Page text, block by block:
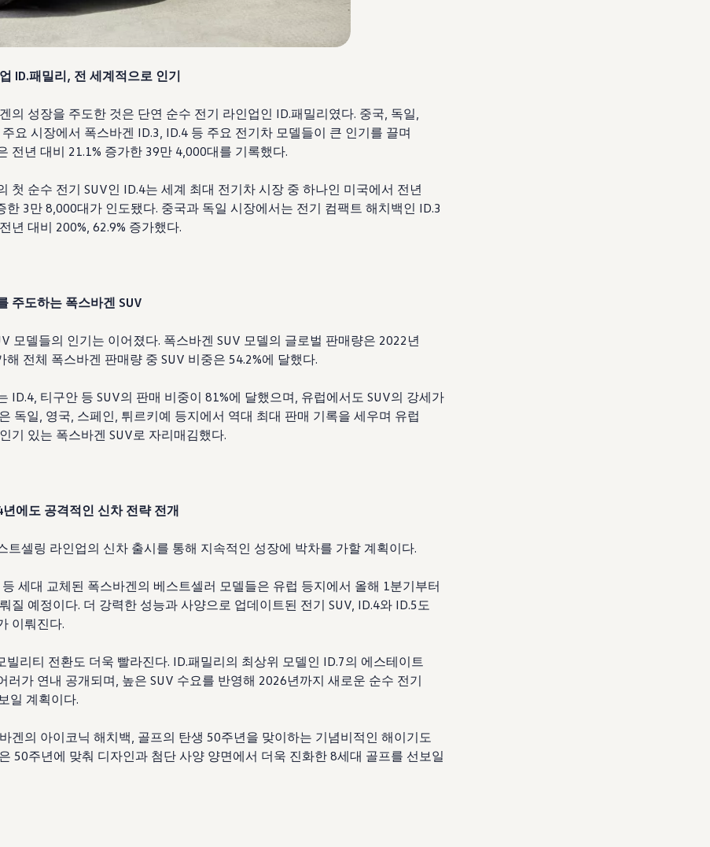
ID.패밀리, 전 세계적으로 인기
의 성장을 주도한 것은 단연 순수 전기 라인업인 ID.패밀리였다. 중국, 독일,
요 시장에서 폭스바겐 ID.3, ID.4 등 주요 전기차 모델들이 큰 인기를 끌며
전년 대비 21.1% 증가한 39만 4,000대를 기록했다.
첫 순수 전기 SUV인 ID.4는 세계 최대 전기차 시장 중 하나인 미국에서 전년
한 3만 8,000대가 인도됐다. 중국과 독일 시장에서는 전기 컴팩트 해치백인 ID.3
년 대비 200%, 62.9% 증가했다.
주도하는 폭스바겐 SUV
모델들의 인기는 이어졌다. 폭스바겐 SUV 모델의 글로벌 판매량은 2022년
해 전체 폭스바겐 판매량 중 SUV 비중은 54.2%에 달했다.
ID.4, 티구안 등 SUV의 판매 비중이 81%에 달했으며, 유럽에서도 SUV의 강세가
독일, 영국, 스페인, 튀르키예 등지에서 역대 최대 판매 기록을 세우며 유럽
기 있는 폭스바겐 SUV로 자리매김했다.
에도 공격적인 신차 전략 전개
트셀링 라인업의 신차 출시를 통해 지속적인 성장에 박차를 가할 계획이다.
세대 교체된 폭스바겐의 베스트셀러 모델들은 유럽 등지에서 올해 1분기부터
질 예정이다. 더 강력한 성능과 사양으로 업데이트된 전기 SUV, ID.4와 ID.5도
이뤄진다.
빌리티 전환도 더욱 빨라진다. ID.패밀리의 최상위 모델인 ID.7의 에스테이트
러가 연내 공개되며, 높은 SUV 수요를 반영해 2026년까지 새로운 순수 전기
일 계획이다.
겐의 아이코닉 해치백, 골프의 탄생 50주년을 맞이하는 기념비적인 해이기도
50주년에 맞춰 디자인과 첨단 사양 양면에서 더욱 진화한 8세대 골프를 선보일